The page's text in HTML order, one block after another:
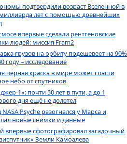
подтвердили возраст Вселенной в
лет с помощью древнейших
впервые сделали рентгеновские
людей: миссия Fram2
грузов на орбиту подешевеет на 90%
году – исследование
чёрная краска в мире может спасти
небо от спутников
1»: почти 50 лет в пути, а до 1
дня ещё не долетел
Psyche разогнался у Марса и
новые снимки и данные
впервые сфотографировал загадочный
Земли Камоалева